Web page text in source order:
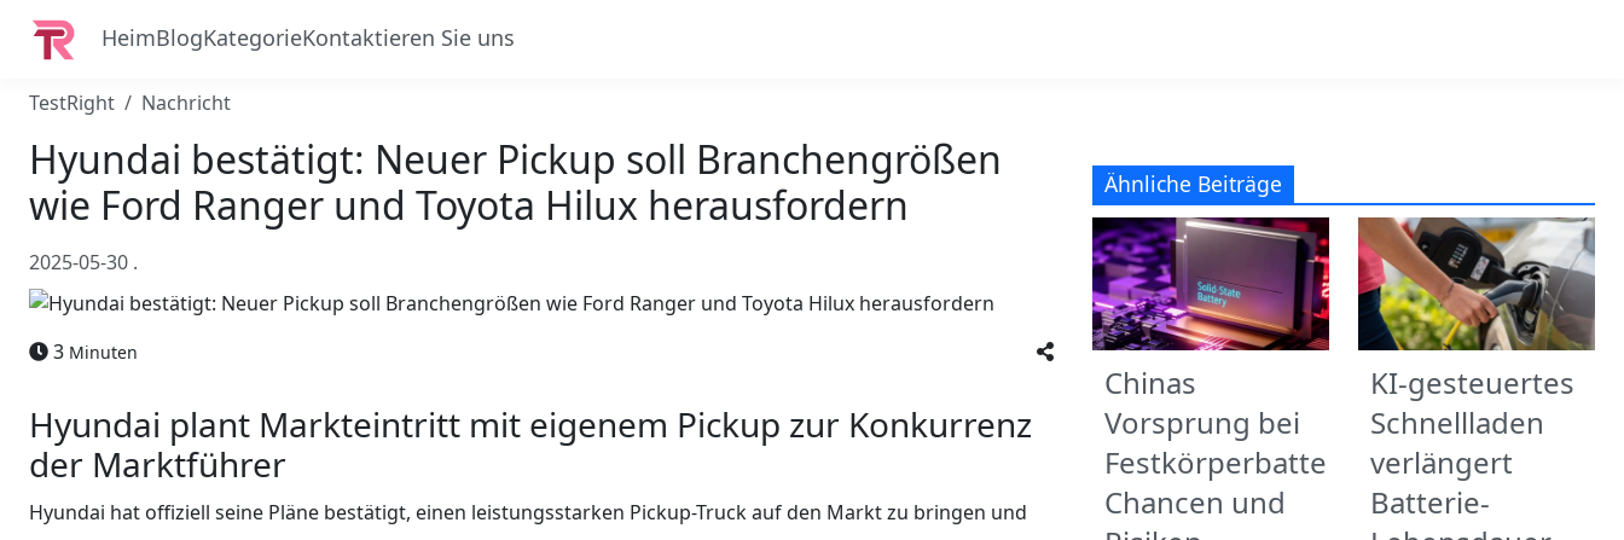
HeimBlogKategorieKontaktieren Sie uns
TestRight Nachricht
Hyundai bestätigt: Neuer Pickup soll Branchengrößen
wie Ford Ranger und Toyota Hilux herausfordern
2025-05-30 .
3 Minuten
Hyundai plant Markteintritt mit eigenem Pickup zur Konkurrenz
der Marktführer
Hyundai hat offiziell seine Pläne bestätigt, einen leistungsstarken Pickup-Truck auf den Markt zu bringen und
Ähnliche Beiträge
Chinas
Vorsprung bei
Festkörperbatterien:
Chancen und
KI-gesteuertes
Schnellladen
verlängert
Batterie-